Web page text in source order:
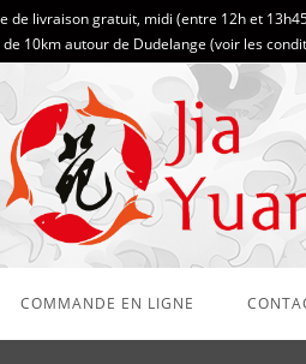
de livraison gratuit, midi (entre 12h et
10km autour de Dudelange (voir les
COMMANDE EN LIGNE